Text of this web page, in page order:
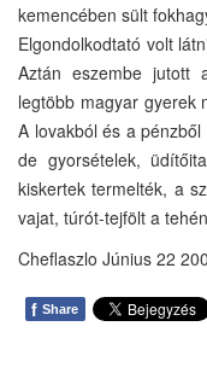
kemencében sült
Elgondolkodtató volt
Aztán eszembe
legtöbb magyar gyerek
A lovakból és a
de gyorsételek,
kiskertek termelték, a
vajat, túrót-tejfölt a
Cheflaszlo Június 22
f Share